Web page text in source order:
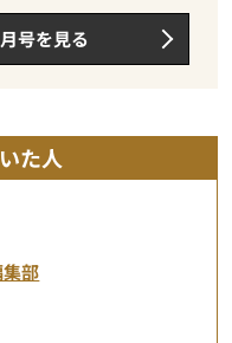
号を見る
た人
部